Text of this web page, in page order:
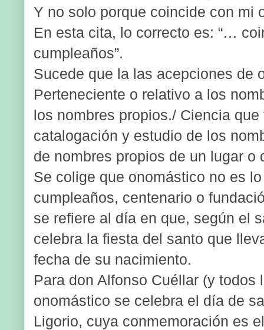
Y no solo porque coincide con mi
En esta cita, lo correcto es: “…
cumpleaños”.
Sucede que la las acepciones de
Perteneciente o relativo a los
los nombres propios./ Ciencia que
catalogación y estudio de los
de nombres propios de un lugar
Se colige que onomástico no es
cumpleaños, centenario o
se refiere al día en que, según el
celebra la fiesta del santo que
fecha de su nacimiento.
Para don Alfonso Cuéllar (y todos
onomástico se celebra el día de
Ligorio, cuya conmemoración es